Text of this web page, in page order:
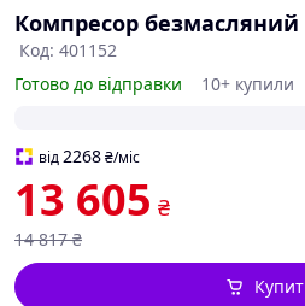
Компресор безмасляний
Код: 401152
Готово до відправки
10+ купили
від2268₴/міс
13 605 ₴
14 817 ₴